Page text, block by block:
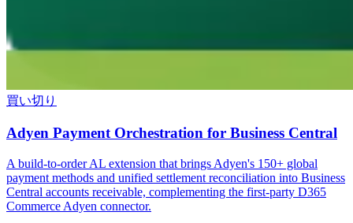
買い切り
Adyen Payment Orchestration for Business Central
A build-to-order AL extension that brings Adyen's 150+ global
payment methods and unified settlement reconciliation into Business
Central accounts receivable, complementing the first-party D365
Commerce Adyen connector.